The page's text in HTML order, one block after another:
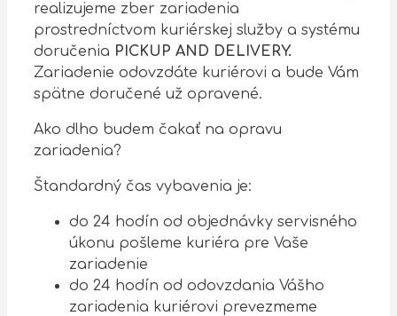
realizujeme zber zariadenia
prostredníctvom kuriérskej služby a systému
doručenia PICKUP AND DELIVERY.
Zariadenie odovzdáte kuriérovi a bude Vám
spätne doručené už opravené.
Ako dlho budem čakať na opravu
zariadenia?
Štandardný čas vybavenia je:
do 24 hodín od objednávky servisného
úkonu pošleme kuriéra pre Vaše
zariadenie
do 24 hodín od odovzdania Vášho
zariadenia kuriérovi prevezmeme